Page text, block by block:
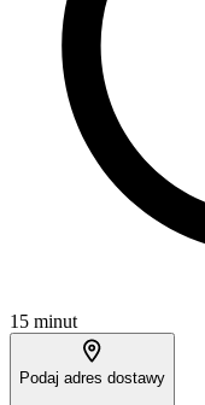
15 minut
Podaj adres dostawy